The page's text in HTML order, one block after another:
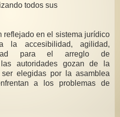
todos sus
reflejado en el sistema jurídico
la accesibilidad, agilidad,
para el arreglo de
las autoridades gozan de la
elegidas por la asamblea
a los problemas de